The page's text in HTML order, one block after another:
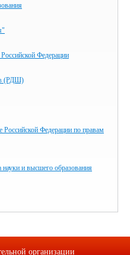
Федерации
(РДШ)
Федерации по правам
и высшего образования
организации